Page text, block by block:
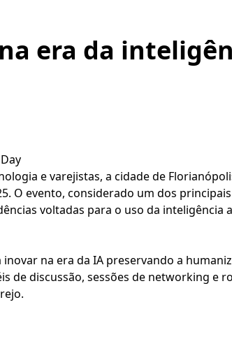
era da
e varejistas, a cidade de
O evento, considerado um dos
voltadas para o uso da inteligência
na era da IA preservando a
de discussão, sessões de networking e